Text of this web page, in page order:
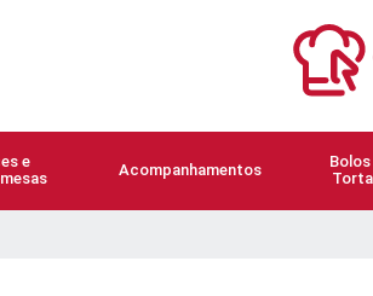
e
Acompanhamentos
Bolos